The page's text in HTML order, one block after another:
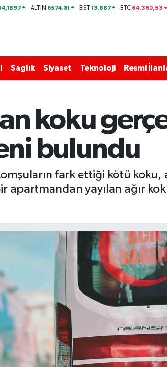
ALTIN 6574.81 BİST13.887 BTC 64.360,53
Sağlık Siyaset Teknoloji Resmi
koku
bulundu
fark ettiği kötü
apartmandan yayılan ağır